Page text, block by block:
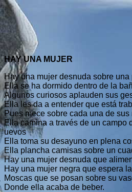
HAY UNA MUJER
Hay una mujer desnuda sobre
Ella se ha dormido dentro de la
Algunos curiosos aplauden sus
Ella les da a entender que está
Pues mece sobre cada una de
Ella camina a través de un campo
uevos
Ella toma su desayuno en plena
Ella plancha camisas sobre un
Hay una mujer desnuda que
Hay una mujer negra que espera
Moscas que se posan sobre su
Donde ella acaba de beber.